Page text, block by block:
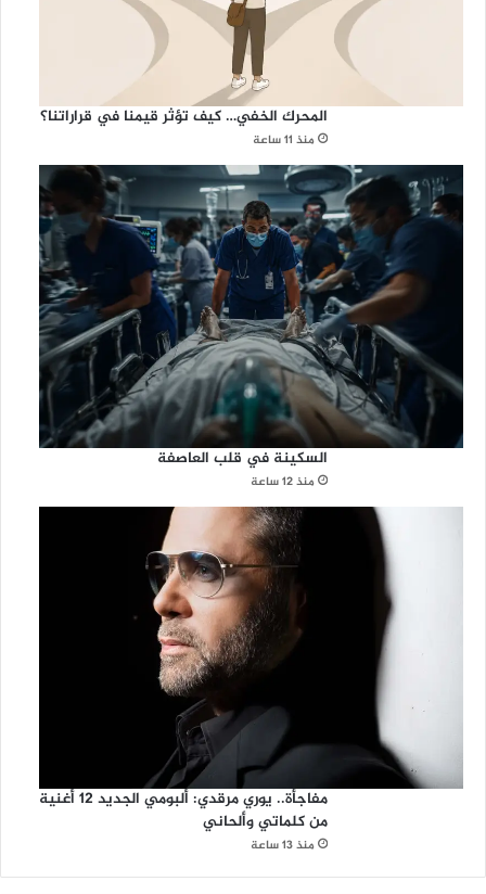
المحرك الخفي… كيف تؤثر قيمنا في قراراتنا؟
منذ 11 ساعة
السكينة في قلب العاصفة
منذ 12 ساعة
مفاجأة.. يوري مرقدي: ألبومي الجديد 12 أغنية
من كلماتي وألحاني
منذ 13 ساعة